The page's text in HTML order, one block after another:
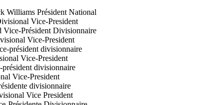
Williams Président National
Vice-President
Vice-Président Divisionnaire
Vice-President
président divisionnaire
Vice-President
président divisionnaire
Vice-President
divisionnaire
Vice President